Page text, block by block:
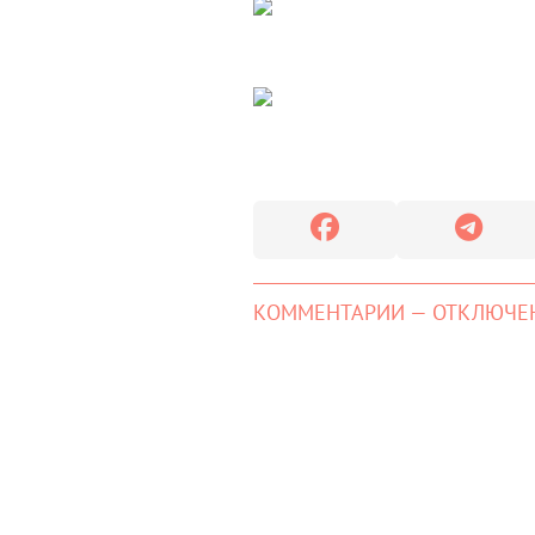
КОММЕНТАРИИ —